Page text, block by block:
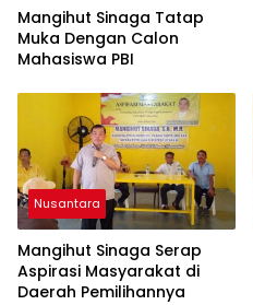
Mangihut Sinaga Tatap
Muka Dengan Calon
Mahasiswa PBI
Nusantara
Mangihut Sinaga Serap
Aspirasi Masyarakat di
Daerah Pemilihannya